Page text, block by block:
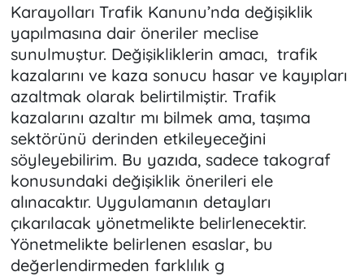
Karayolları Trafik Kanunu’nda değişiklik
yapılmasına dair öneriler meclise
sunulmuştur. Değişikliklerin amacı, trafik
kazalarını ve kaza sonucu hasar ve kayıpları
azaltmak olarak belirtilmiştir. Trafik
kazalarını azaltır mı bilmek ama, taşıma
sektörünü derinden etkileyeceğini
söyleyebilirim. Bu yazıda, sadece takograf
konusundaki değişiklik önerileri ele
alınacaktır. Uygulamanın detayları
çıkarılacak yönetmelikte belirlenecektir.
Yönetmelikte belirlenen esaslar, bu
değerlendirmeden farklılık g